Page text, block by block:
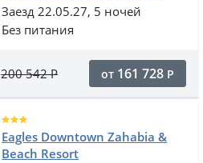
Заезд 22.05.27, 5 ночей
Без питания
200 542Р от 161 728 Р
Eagles Downtown Zahabia &
Beach Resort